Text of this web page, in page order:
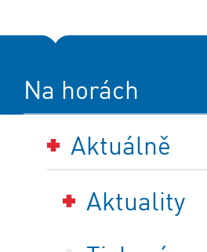
Na horách
Aktuálně
Aktuality